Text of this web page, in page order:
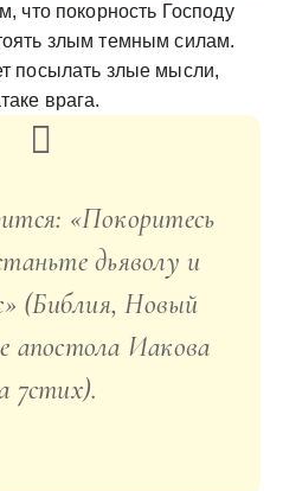
что покорность Господу
злым темным силам.
посылать злые мысли,
врага.
«Покоритесь
дьяволу и
(Библия, Новый
апостола Иакова
7стих).